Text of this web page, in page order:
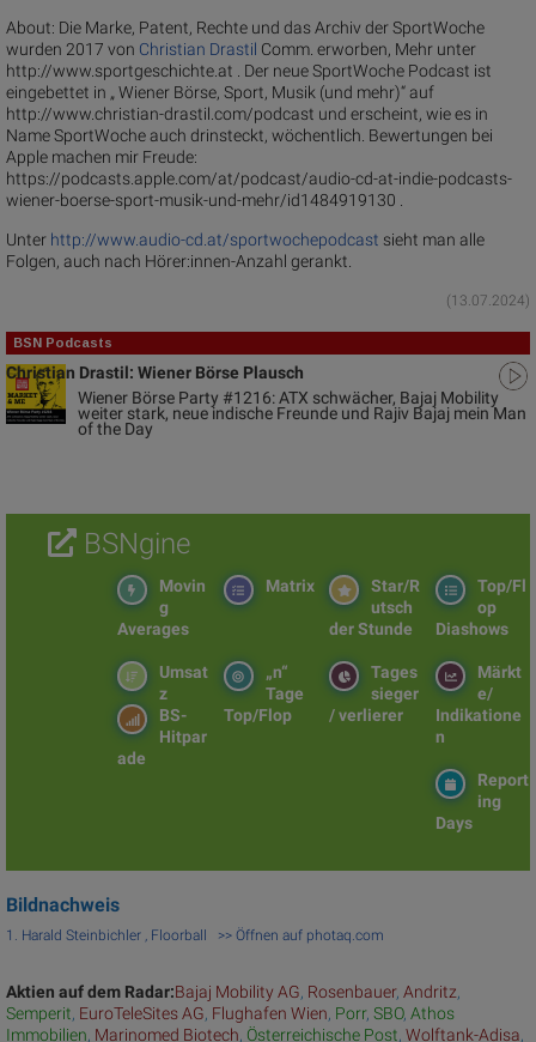
About: Die Marke, Patent, Rechte und das Archiv der SportWoche
wurden 2017 von Christian Drastil Comm. erworben, Mehr unter
http://www.sportgeschichte.at . Der neue SportWoche Podcast ist
eingebettet in „ Wiener Börse, Sport, Musik (und mehr)“ auf
http://www.christian-drastil.com/podcast und erscheint, wie es in
Name SportWoche auch drinsteckt, wöchentlich. Bewertungen bei
Apple machen mir Freude:
https://podcasts.apple.com/at/podcast/audio-cd-at-indie-podcasts-
wiener-boerse-sport-musik-und-mehr/id1484919130 .
Unter http://www.audio-cd.at/sportwochepodcast sieht man alle
Folgen, auch nach Hörer:innen-Anzahl gerankt.
(13.07.2024)
BSN Podcasts
Christian Drastil: Wiener Börse Plausch
Wiener Börse Party #1216: ATX schwächer, Bajaj Mobility
weiter stark, neue indische Freunde und Rajiv Bajaj mein Man
of the Day
BSNgine
Top/Fl
op
Diashows
Star/R
utsch
der Stunde
Matrix
Movin
g
Averages
Märkt
e/
Indikatione
n
Tages
sieger
/ verlierer
„n“
Tage
Top/Flop
Umsat
z
BS-
Hitpar
ade
Report
ing
Days
Bildnachweis
1. Harald Steinbichler , Floorball >> Öffnen auf photaq.com
Aktien auf dem Radar:Bajaj Mobility AG, Rosenbauer, Andritz,
Semperit, EuroTeleSites AG, Flughafen Wien, Porr, SBO, Athos
Immobilien, Marinomed Biotech, Österreichische Post, Wolftank-Adisa,